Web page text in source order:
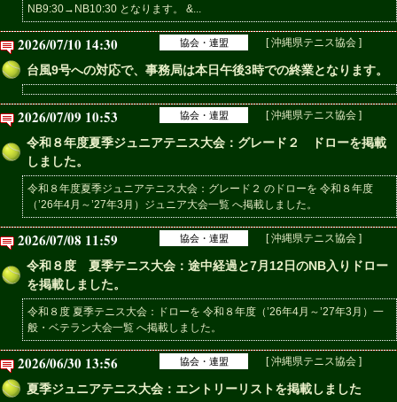
NB9:30→NB10:30 となります。 &...
2026/07/10 14:30 協会・連盟 [ 沖縄県テニス協会 ]
台風9号への対応で、事務局は本日午後3時での終業となります。
2026/07/09 10:53 協会・連盟 [ 沖縄県テニス協会 ]
令和８年度夏季ジュニアテニス大会：グレード２ ドローを掲載
しました。
令和８年度夏季ジュニアテニス大会：グレード２ のドローを 令和８年度
（’26年4月～’27年3月）ジュニア大会一覧 へ掲載しました。
2026/07/08 11:59 協会・連盟 [ 沖縄県テニス協会 ]
令和８度 夏季テニス大会：途中経過と7月12日のNB入りドロー
を掲載しました。
令和８度 夏季テニス大会：ドローを 令和８年度（’26年4月～’27年3月）一
般・ベテラン大会一覧 へ掲載しました。
2026/06/30 13:56 協会・連盟 [ 沖縄県テニス協会 ]
夏季ジュニアテニス大会：エントリーリストを掲載しました